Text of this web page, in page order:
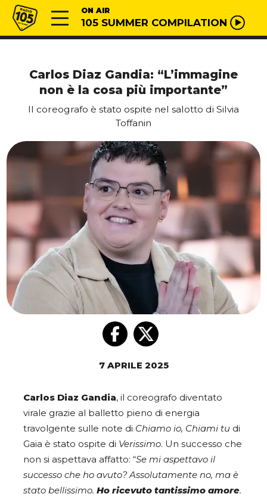
Vai al contenuto
Radio 105 ON AIR
105 SUMMER COMPILATION
Carlos Diaz Gandia: “L’immagine
non è la cosa più importante”
Il coreografo è stato ospite nel salotto di Silvia
Toffanin
7 APRILE 2025
Carlos Diaz Gandia, il coreografo diventato
virale grazie al balletto pieno di energia
travolgente sulle note di Chiamo io, Chiami tu di
Gaia è stato ospite di Verissimo. Un successo che
non si aspettava affatto: “Se mi aspettavo il
successo che ho avuto? Assolutamente no, ma è
stato bellissimo. Ho ricevuto tantissimo amore.